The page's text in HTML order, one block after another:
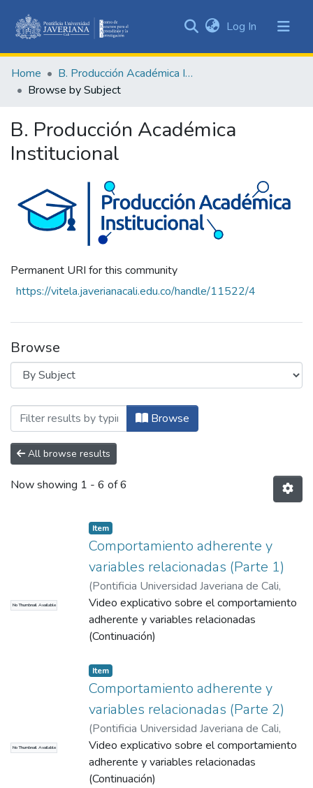
&
Collections
Log In (current)
Home
B. Producción Académica Institucional
Browse by Subject
B. Producción Académica
Institucional
Permanent URI for this community
https://vitela.javerianacali.edu.co/handle/11522/4
Browse
Browsing B. Producción Académica
Browse
All browse results
Now showing 1 - 6 of 6
No Thumbnail Available
Item
Comportamiento adherente y
variables relacionadas (Parte 1)
(Pontificia Universidad Javeriana de Cali,
2015 )Correa Sánchez, Diego Emiro
Video explicativo sobre el comportamiento
adherente y variables relacionadas
(Continuación)
No Thumbnail Available
Item
Comportamiento adherente y
variables relacionadas (Parte 2)
(Pontificia Universidad Javeriana de Cali,
2015 )Correa Sánchez, Diego Emiro
Video explicativo sobre el comportamiento
adherente y variables relacionadas
(Continuación)